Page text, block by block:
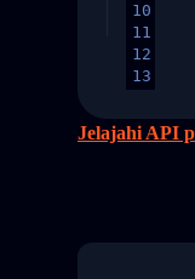
10
11
12
13
16
Jelajahi API